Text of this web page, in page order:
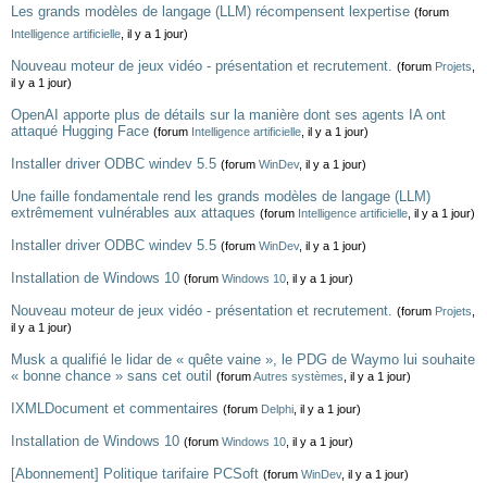
Les grands modèles de langage (LLM) récompensent lexpertise (forum
Intelligence artificielle , il y a 1 jour)
Nouveau moteur de jeux vidéo - présentation et recrutement. (forum Projets
il y a 1 jour)
OpenAI apporte plus de détails sur la manière dont ses agents IA ont
attaqué Hugging Face (forum Intelligence artificielle , il y a 1 jour)
Installer driver ODBC windev 5.5 (forum WinDev, il y a 1 jour)
Une faille fondamentale rend les grands modèles de langage (LLM)
extrêmement vulnérables aux attaques (forum Intelligence artificielle , il y a 1 jour)
Installer driver ODBC windev 5.5 (forum WinDev, il y a 1 jour)
Installation de Windows 10 (forum Windows 10 , il y a 1 jour)
Nouveau moteur de jeux vidéo - présentation et recrutement. (forum Projets
il y a 1 jour)
Musk a qualifié le lidar de « quête vaine », le PDG de Waymo lui souhaite
« bonne chance » sans cet outil
(forumAutres systèmes , il y a 1 jour)
IXMLDocument et commentaires (forum Delphi , il y a 1 jour)
Installation de Windows 10 (forum Windows 10 , il y a 1 jour)
[Abonnement] Politique tarifaire PCSoft (forum WinDev, il y a 1 jour)